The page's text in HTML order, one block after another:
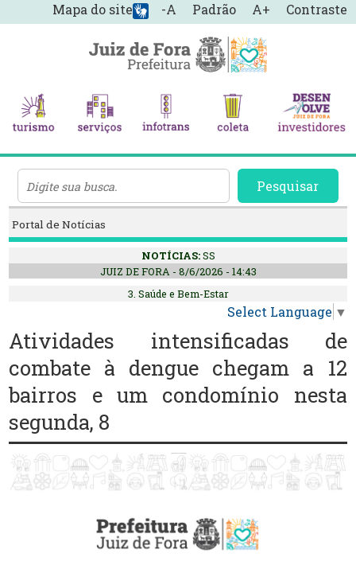
-A Padrão A+ Contraste
Mapa do site
Pesquisar
Portal de Notícias
NOTÍCIAS:SS
JUIZ DE FORA - 8/6/2026 - 14:43
3. Saúde e Bem-Estar
Select Language ▼
Atividades intensificadas de
combate à dengue chegam a 12
bairros e um condomínio nesta
segunda, 8